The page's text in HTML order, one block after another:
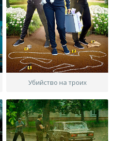
Убийство на троих